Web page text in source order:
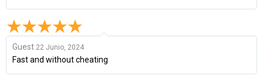
Guest 22 Junio, 2024
Fast and without cheating